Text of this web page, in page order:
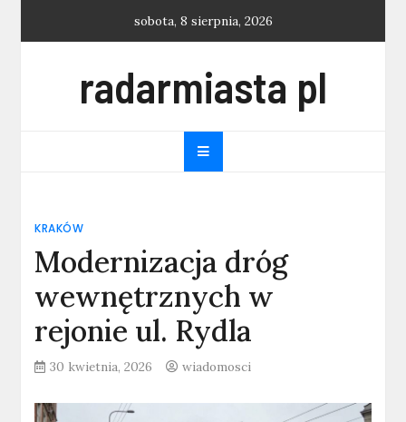
sobota, 8 sierpnia, 2026
radarmiasta pl
KRAKÓW
Modernizacja dróg
wewnętrznych w
rejonie ul. Rydla
30 kwietnia, 2026 wiadomosci